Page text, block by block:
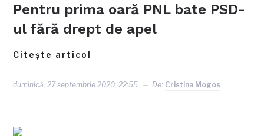
Pentru prima oară PNL bate PSD-
ul fără drept de apel
Citește articol
duminică, 27 septembrie 2020, 22:55 De: Cristina Mogos